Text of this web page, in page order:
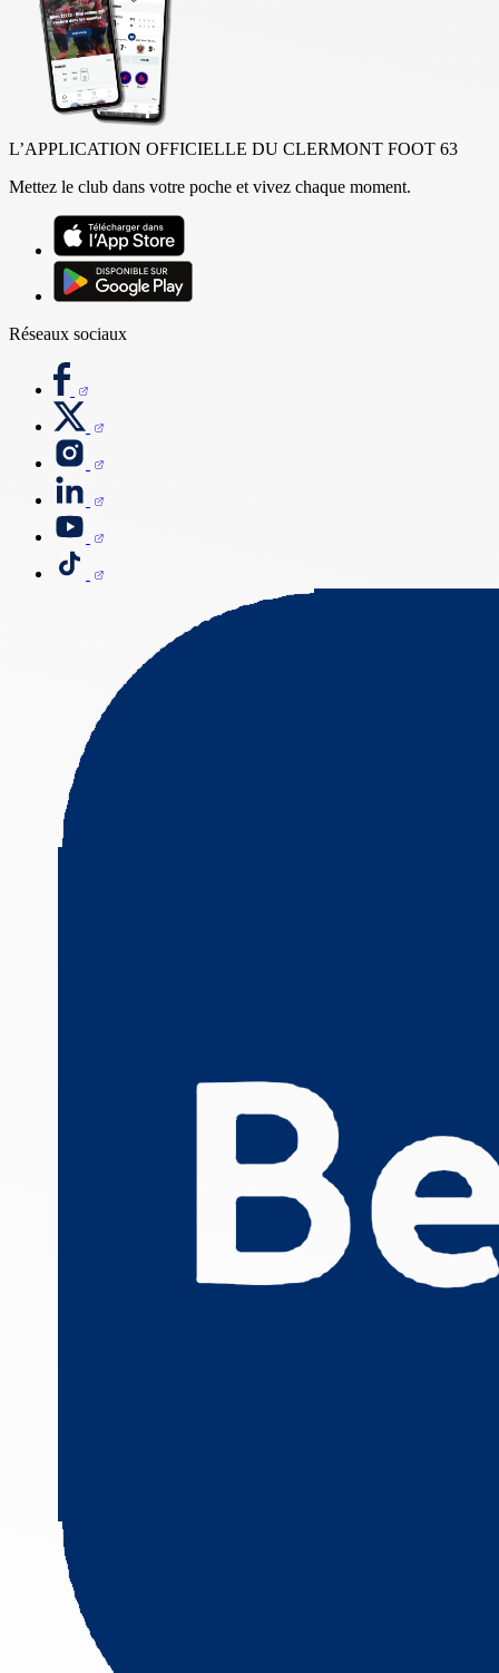
L’APPLICATION OFFICIELLE DU CLERMONT FOOT 63
Mettez le club dans votre poche et vivez chaque moment.
Réseaux sociaux